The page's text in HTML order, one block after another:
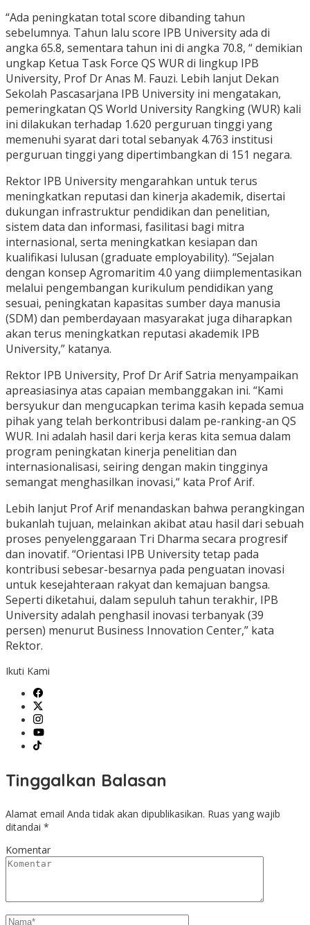
“Ada peningkatan total score dibanding tahun
sebelumnya. Tahun lalu score IPB University ada di
angka 65.8, sementara tahun ini di angka 70.8, “ demikian
ungkap Ketua Task Force QS WUR di lingkup IPB
University, Prof Dr Anas M. Fauzi. Lebih lanjut Dekan
Sekolah Pascasarjana IPB University ini mengatakan,
pemeringkatan QS World University Rangking (WUR) kali
ini dilakukan terhadap 1.620 perguruan tinggi yang
memenuhi syarat dari total sebanyak 4.763 institusi
perguruan tinggi yang dipertimbangkan di 151 negara.
Rektor IPB University mengarahkan untuk terus
meningkatkan reputasi dan kinerja akademik, disertai
dukungan infrastruktur pendidikan dan penelitian,
sistem data dan informasi, fasilitasi bagi mitra
internasional, serta meningkatkan kesiapan dan
kualifikasi lulusan (graduate employability). “Sejalan
dengan konsep Agromaritim 4.0 yang diimplementasikan
melalui pengembangan kurikulum pendidikan yang
sesuai, peningkatan kapasitas sumber daya manusia
(SDM) dan pemberdayaan masyarakat juga diharapkan
akan terus meningkatkan reputasi akademik IPB
University,” katanya.
Rektor IPB University, Prof Dr Arif Satria menyampaikan
apreasiasinya atas capaian membanggakan ini. “Kami
bersyukur dan mengucapkan terima kasih kepada semua
pihak yang telah berkontribusi dalam pe-ranking-an QS
WUR. Ini adalah hasil dari kerja keras kita semua dalam
program peningkatan kinerja penelitian dan
internasionalisasi, seiring dengan makin tingginya
semangat menghasilkan inovasi,“ kata Prof Arif.
Lebih lanjut Prof Arif menandaskan bahwa perangkingan
bukanlah tujuan, melainkan akibat atau hasil dari sebuah
proses penyelenggaraan Tri Dharma secara progresif
dan inovatif. “Orientasi IPB University tetap pada
kontribusi sebesar-besarnya pada penguatan inovasi
untuk kesejahteraan rakyat dan kemajuan bangsa.
Seperti diketahui, dalam sepuluh tahun terakhir, IPB
University adalah penghasil inovasi terbanyak (39
persen) menurut Business Innovation Center,” kata
Rektor.
Ikuti Kami
Tinggalkan Balasan
Alamat email Anda tidak akan dipublikasikan. Ruas yang wajib
ditandai *
Komentar